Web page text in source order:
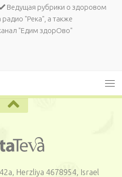
Ведущая рубрики о здоровом
"Река", а также
"Едим здорОво"
Herzliya 4678954, Israel